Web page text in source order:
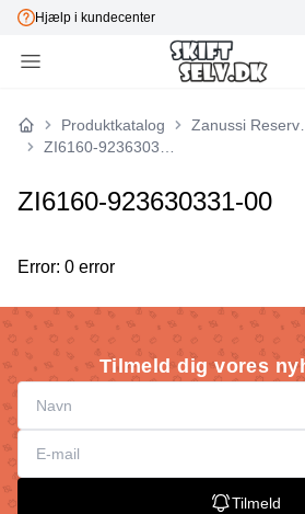
Hjælp i kundecenter
Forside
Produktkatalog
ZI6160-923630331-00
Error: 0 error
Tilmeld dig vores
Tilmeld